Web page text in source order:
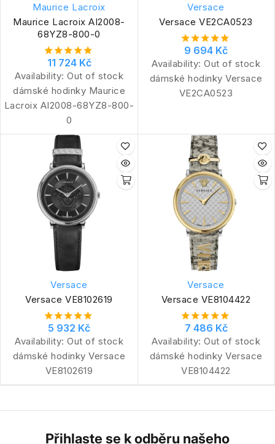
Maurice Lacroix
Maurice Lacroix AI2008-
68YZ8-800-0
11 724 Kč
Availability: Out of stock
dámské hodinky Maurice
Lacroix AI2008-68YZ8-800-
0
Versace
Versace VE2CA0523
9 694 Kč
Availability: Out of stock
dámské hodinky Versace
VE2CA0523
Versace
Versace VE8102619
5 932 Kč
Availability: Out of stock
dámské hodinky Versace
VE8102619
Versace
Versace VE8104422
7 486 Kč
Availability: Out of stock
dámské hodinky Versace
VE8104422
Přihlaste se k odběru našeho